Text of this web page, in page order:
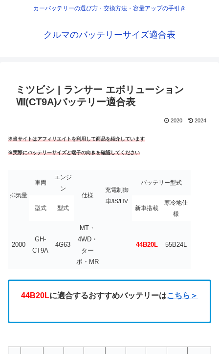
カーバッテリーの選び方・交換方法・容量アップの手引き
クルマのバッテリーサイズ適合表
ミツビシ | ランサー エボリューション
Ⅷ(CT9A)バッテリー適合表
2020 2024
※当サイトはアフィリエイトを利用して商品を紹介しています
※実際にバッテリーサイズと端子の向きを確認してください
排気量
車両
エンジ
ン
仕様
充電制御
車/IS/HV
バッテリー型式
型式 型式 新車搭載
寒冷地仕
様
2000
GH-
CT9A
4G63
MT・
4WD・
ター
ボ・MR
44B20L 55B24L
44B20Lに適合するおすすめバッテリーはこちら＞